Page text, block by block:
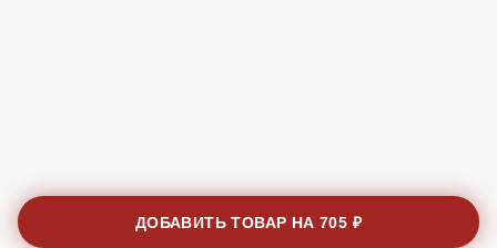
ДОБАВИТЬ ТОВАР НА705 ₽